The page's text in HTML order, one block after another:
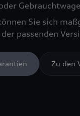
Sie sich
passenden
Zu den